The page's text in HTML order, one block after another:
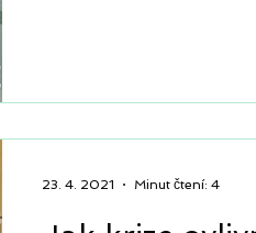
23. 4. 2021 Minut čtení: 4